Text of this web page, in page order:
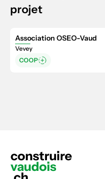
projet
Association OSEO-Vaud
Vevey
COOP